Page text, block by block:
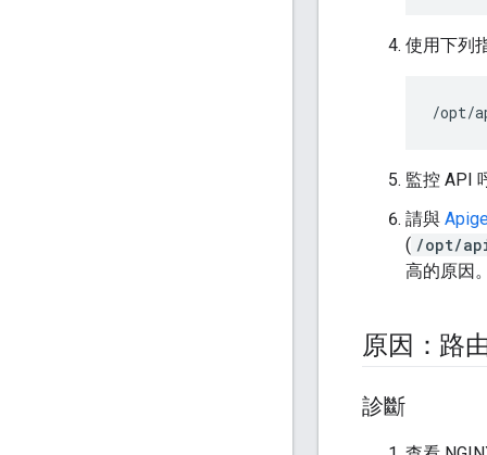
使用下列
/opt/
監控 API
請與
( /opt/
高的原因
原因：路
診斷